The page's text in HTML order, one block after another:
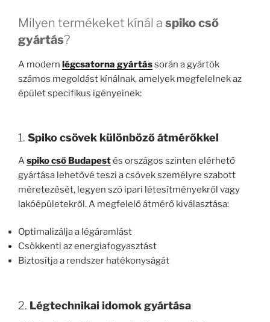
Milyen termékeket kínál a spiko cső
gyártás?
A modern légcsatorna gyártássorán a gyártók
számos megoldást kínálnak, amelyek megfelelnek az
épület specifikus igényeinek:
1. Spiko csövek különböző átmérőkkel
Aspiko cső Budapestés országos szinten elérhető
gyártása lehetővé teszi a csövek személyre szabott
méretezését, legyen szó ipari létesítményekről vagy
lakóépületekről. A megfelelő átmérő kiválasztása:
Optimalizálja a légáramlást
Csökkenti az energiafogyasztást
Biztosítja a rendszer hatékonyságát
2. Légtechnikai idomok gyártása